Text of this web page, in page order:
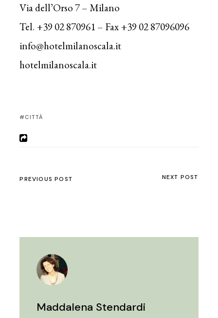
Via dell’Orso 7 – Milano
Tel. +39 02 870961 – Fax +39 02 87096096
info@hotelmilanoscala.it
hotelmilanoscala.it
CITTÀ
PREVIOUS POST NEXT POST
Maddalena Stendardi